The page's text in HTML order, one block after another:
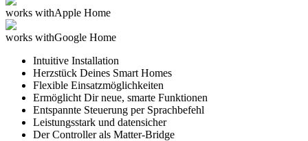
works withApple Home
works withGoogle Home
Intuitive Installation
Herzstück Deines Smart Homes
Flexible Einsatzmöglichkeiten
Ermöglicht Dir neue, smarte Funktionen
Entspannte Steuerung per Sprachbefehl
Leistungsstark und datensicher
Der Controller als Matter-Bridge